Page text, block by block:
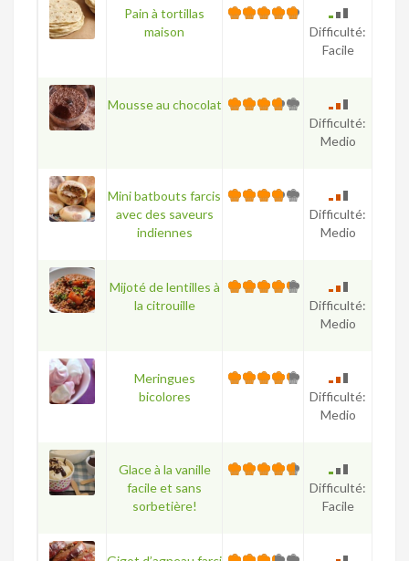
Pain à tortillas
maison
Difficulté:
Facile
Mousse au chocolat
Difficulté:
Medio
Mini batbouts farcis
avec des saveurs
indiennes
Difficulté:
Medio
Mijoté de lentilles à
la citrouille
Difficulté:
Medio
Meringues
bicolores
Difficulté:
Medio
Glace à la vanille
facile et sans
sorbetière!
Difficulté:
Facile